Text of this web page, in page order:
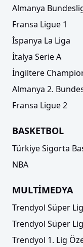
Almanya
Fransa Ligue 1
İspanya La Liga
İtalya Serie A
İngiltere
Almanya 2.
Fransa Ligue 2
BASKETBOL
Türkiye Sigorta
NBA
MULTİMEDYA
Trendyol Süper
Trendyol Süper
Trendyol 1. Lig